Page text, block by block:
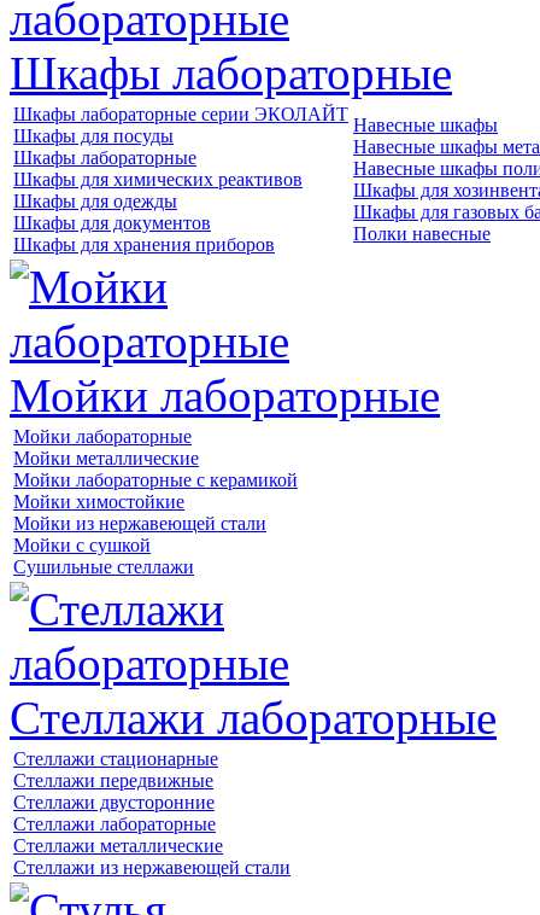
Шкафы лабораторные
Шкафы лабораторные серии ЭКОЛАЙТ
Шкафы для посуды
Шкафы лабораторные
Шкафы для химических реактивов
Шкафы для одежды
Шкафы для документов
Шкафы для хранения приборов
Навесные шкафы
Навесные шкафы
Навесные шкафы
Шкафы для
Шкафы для газовых
Полки навесные
Мойки лабораторные
Мойки лабораторные
Мойки металлические
Мойки лабораторные с керамикой
Мойки химостойкие
Мойки из нержавеющей стали
Мойки с сушкой
Сушильные стеллажи
Стеллажи лабораторные
Стеллажи стационарные
Стеллажи передвижные
Стеллажи двусторонние
Стеллажи лабораторные
Стеллажи металлические
Стеллажи из нержавеющей стали